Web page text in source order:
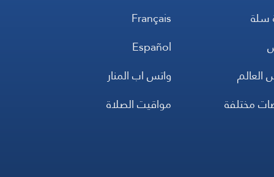
سلة
العالم
مختلفة
Français
Español
واتس اب المنار
مواقيت الصلاة